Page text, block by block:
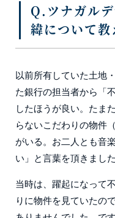
Q.ツナガル
緯について教
以前所有していた土地
た銀行の担当者から「
したほうが良い。たま
らないこだわりの物件
がいる。お二人とも音
い」と言葉を頂きました
当時は、躍起になって
りに物件を見ていたの